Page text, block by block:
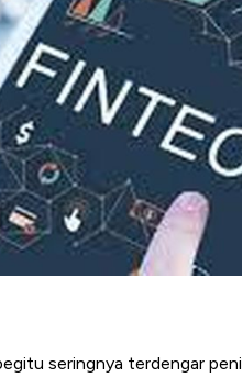
seringnya terdengar